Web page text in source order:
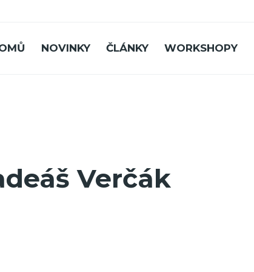
NOVINKY ČLÁNKY WORKSHOPY
Verčák